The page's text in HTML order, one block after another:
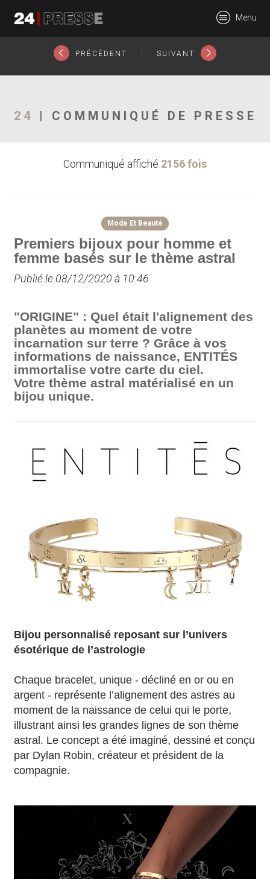
24Presse -
Communiqués de
Menu
PRÉCÉDENT SUIVANT
24 | COMMUNIQUÉ DE PRESSE
Communiqué affiché 2156 fois
Mode Et Beauté
Premiers bijoux pour homme et
femme basés sur le thème astral
Publié le 08/12/2020 à 10:46
"ORIGINE" : Quel était l'alignement des
planètes au moment de votre
incarnation sur terre ? Grâce à vos
informations de naissance, ENTITÉS
immortalise votre carte du ciel.
Votre thème astral matérialisé en un
bijou unique.
Bijou personnalisé reposant sur l’univers
ésotérique de l’astrologie
Chaque bracelet, unique - décliné en or ou en
argent - représente l’alignement des astres au
moment de la naissance de celui qui le porte,
illustrant ainsi les grandes lignes de son thème
astral. Le concept a été imaginé, dessiné et conçu
par Dylan Robin, créateur et président de la
compagnie.